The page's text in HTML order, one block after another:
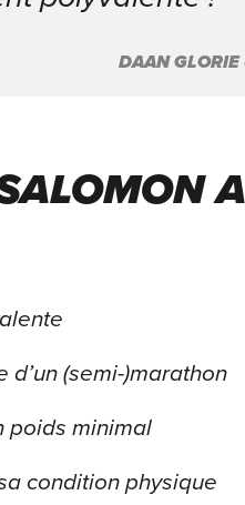
DAAN
(semi-)marathon
poids minimal
condition physique